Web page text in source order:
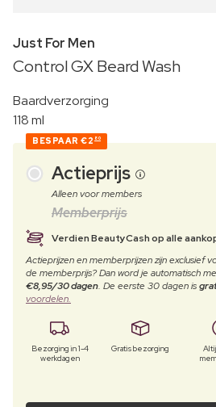
Just For Men
Control GX Beard Wash
Baardverzorging
118 ml
BESPAAR €2 80
Actieprijs
Alleen voor members
Memberprijs
Verdien BeautyCash op alle
Actieprijzen en memberprijzen zijn exclusief
de memberprijs? Dan word je automatisch
€8,95/30 dagen. De eerste 30 dagen is
voordelen.
Bezorging in 1-4
werkdagen
Gratis bezorging